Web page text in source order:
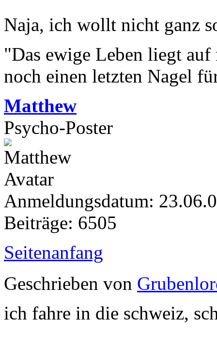
Naja, ich wollt nicht ganz
"Das ewige Leben liegt
noch einen letzten Nagel
Matthew
Psycho-Poster
Anmeldungsdatum:
Beiträge: 6505
Seitenanfang
Geschrieben von
ich fahre in die schweiz,